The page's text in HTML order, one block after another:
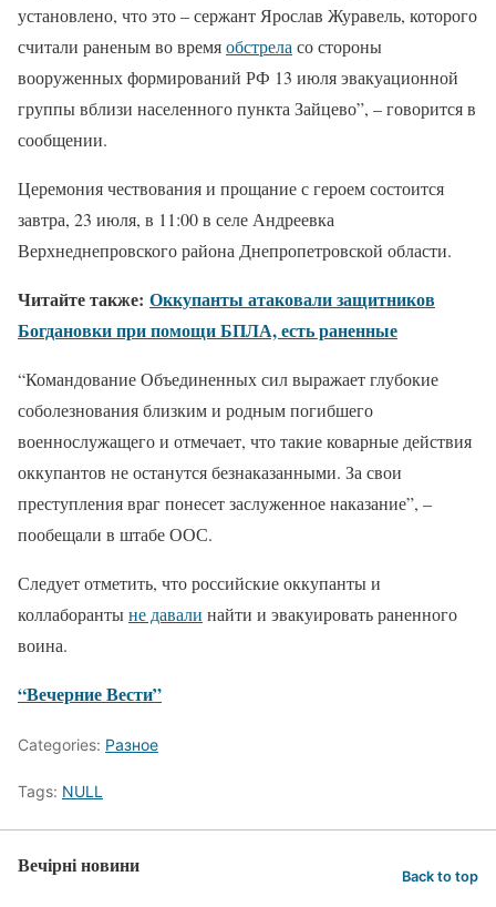
установлено, что это – сержант Ярослав Журавель, которого
считали раненым во времяобстрела со стороны
вооруженных формирований РФ 13 июля эвакуационной
группы вблизи населенного пункта Зайцево”, – говорится в
сообщении.
Церемония чествования и прощание с героем состоится
завтра, 23 июля, в 11:00 в селе Андреевка
Верхнеднепровского района Днепропетровской области.
Читайте также: Оккупанты атаковали защитников
Богдановки при помощи БПЛА, есть раненные
“Командование Объединенных сил выражает глубокие
соболезнования близким и родным погибшего
военнослужащего и отмечает, что такие коварные действия
оккупантов не останутся безнаказанными. За свои
преступления враг понесет заслуженное наказание”, –
пообещали в штабе ООС.
Следует отметить, что российские оккупанты и
коллаборантыне давали найти и эвакуировать раненного
воина.
“Вечерние Вести”
Categories: Разное
Tags: NULL
Вечірні новини Back to top